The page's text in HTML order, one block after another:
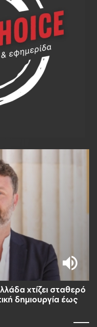
χτίζει σταθερό
δημιουργία έως